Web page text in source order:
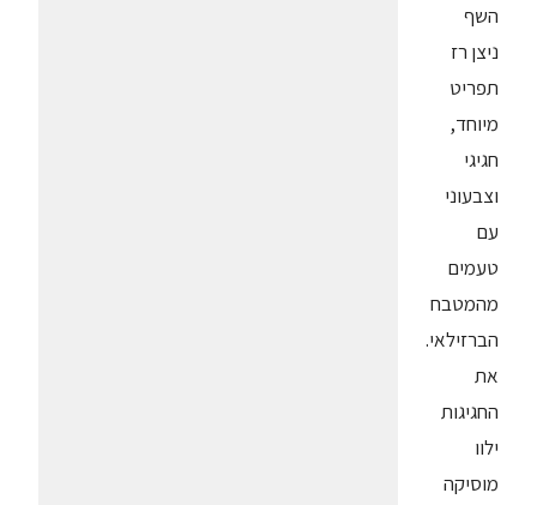
השף
ניצן רז
תפריט
מיוחד,
חגיגי
וצבעוני
עם
טעמים
מהמטבח
הברזילאי.
את
החגיגות
ילוו
מוסיקה